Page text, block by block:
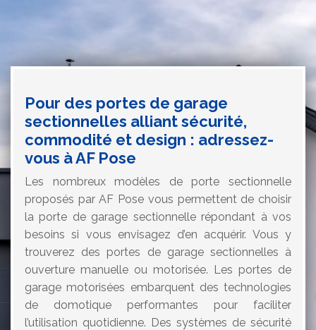
Pour des portes de garage
sectionnelles alliant sécurité,
commodité et design : adressez-
vous à AF Pose
Les nombreux modèles de porte sectionnelle
proposés par AF Pose vous permettent de choisir
la porte de garage sectionnelle répondant à vos
besoins si vous envisagez d’en acquérir. Vous y
trouverez des portes de garage sectionnelles à
ouverture manuelle ou motorisée. Les portes de
garage motorisées embarquent des technologies
de domotique performantes pour faciliter
l’utilisation quotidienne. Des systèmes de sécurité